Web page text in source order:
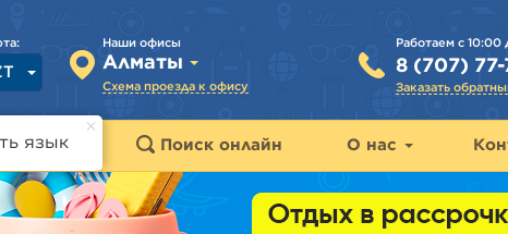
Работаем с 10:00
8 (707) 77-
Заказать
Наши офисы
Алматы
Схема проезда к офису
язык
туры Поиск онлайн О нас